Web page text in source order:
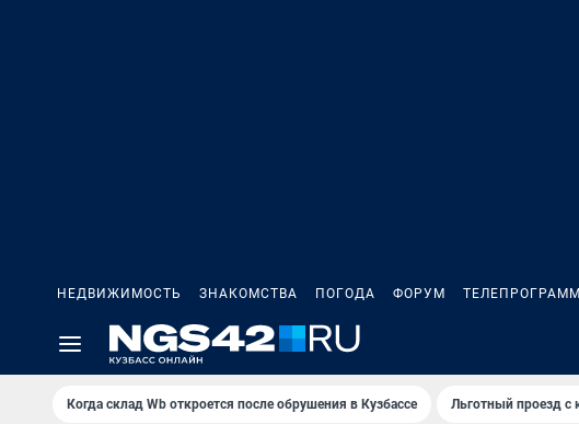
НЕДВИЖИМОСТЬ ЗНАКОМСТВА ПОГОДА ФОРУМ
Когда склад Wb откроется после обрушения в Кузбассе Льготный проезд с